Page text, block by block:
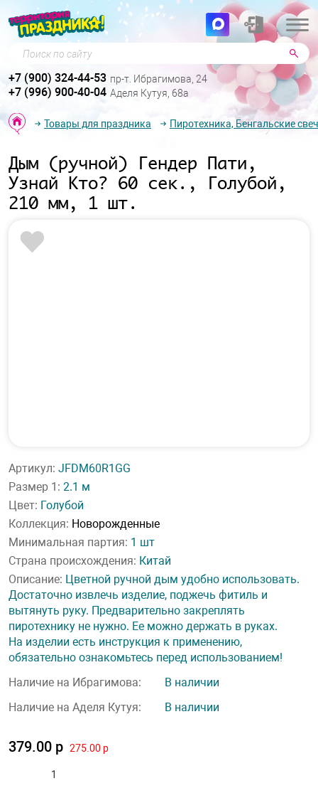
Поиск по сайту
+7 (900) 324-44-53 пр-т. Ибрагимова, 24
+7 (996) 900-40-04 Аделя Кутуя, 68а
Товары для праздника Пиротехника, Бенгальские
Дым (ручной) Гендер Пати,
Узнай Кто? 60 сек., Голубой,
210 мм, 1 шт.
Артикул: JFDM60R1GG
Размер 1: 2.1 м
Цвет: Голубой
Коллекция: Новорожденные
Минимальная партия: 1 шт
Страна происхождения: Китай
Описание: Цветной ручной дым удобно использовать.
Достаточно извлечь изделие, поджечь фитиль и
вытянуть руку. Предварительно закреплять
пиротехнику не нужно. Ее можно держать в руках.
На изделии есть инструкция к применению,
обязательно ознакомьтесь перед использованием!
Наличие на Ибрагимова:
В наличии
Наличие на Аделя Кутуя:
В наличии
379.00 р 275.00 р